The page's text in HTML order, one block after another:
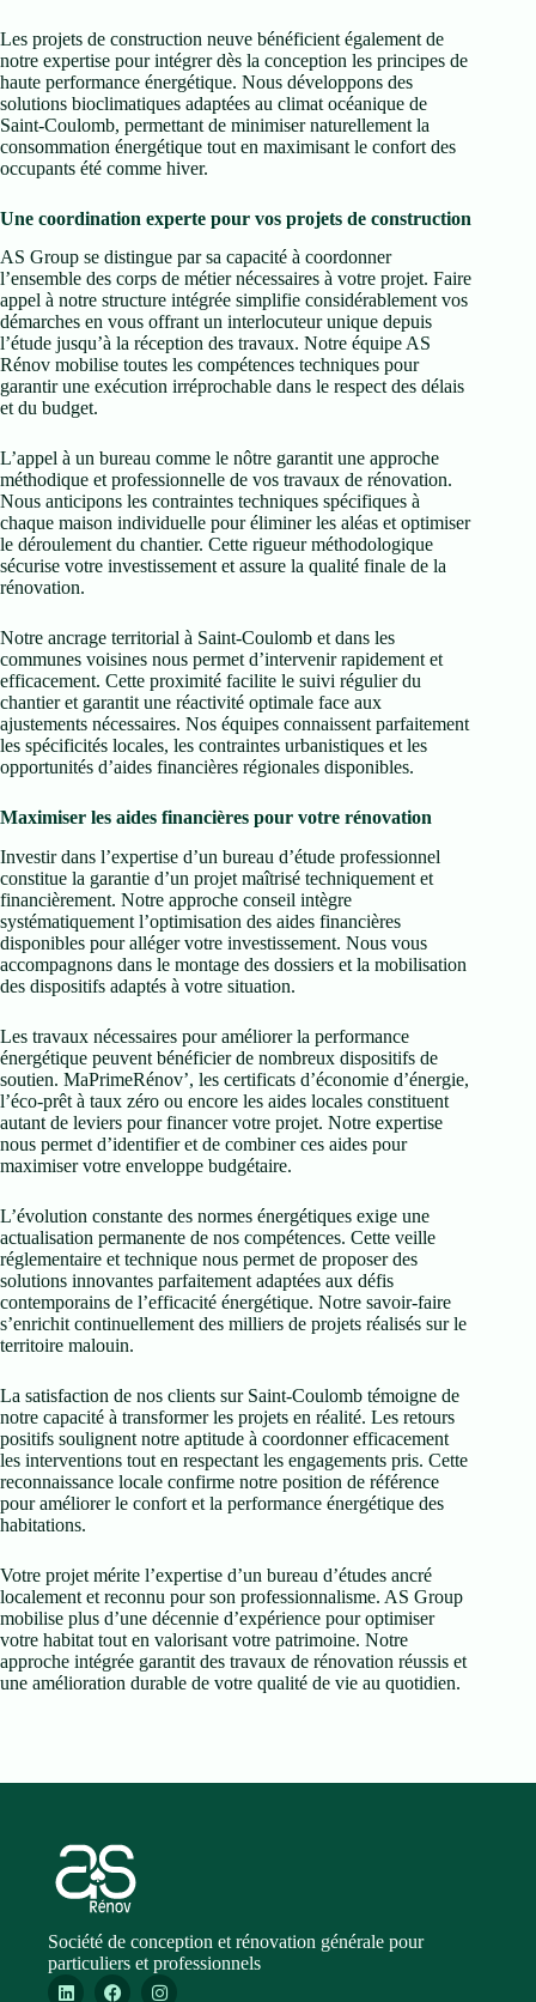
Les projets de construction neuve bénéficient également de
notre expertise pour intégrer dès la conception les principes de
haute performance énergétique. Nous développons des
solutions bioclimatiques adaptées au climat océanique de
Saint-Coulomb, permettant de minimiser naturellement la
consommation énergétique tout en maximisant le confort des
occupants été comme hiver.
Une coordination experte pour vos projets de construction
AS Group se distingue par sa capacité à coordonner
l’ensemble des corps de métier nécessaires à votre projet. Faire
appel à notre structure intégrée simplifie considérablement vos
démarches en vous offrant un interlocuteur unique depuis
l’étude jusqu’à la réception des travaux. Notre équipe AS
Rénov mobilise toutes les compétences techniques pour
garantir une exécution irréprochable dans le respect des délais
et du budget.
L’appel à un bureau comme le nôtre garantit une approche
méthodique et professionnelle de vos travaux de rénovation.
Nous anticipons les contraintes techniques spécifiques à
chaque maison individuelle pour éliminer les aléas et optimiser
le déroulement du chantier. Cette rigueur méthodologique
sécurise votre investissement et assure la qualité finale de la
rénovation.
Notre ancrage territorial à Saint-Coulomb et dans les
communes voisines nous permet d’intervenir rapidement et
efficacement. Cette proximité facilite le suivi régulier du
chantier et garantit une réactivité optimale face aux
ajustements nécessaires. Nos équipes connaissent parfaitement
les spécificités locales, les contraintes urbanistiques et les
opportunités d’aides financières régionales disponibles.
Maximiser les aides financières pour votre rénovation
Investir dans l’expertise d’un bureau d’étude professionnel
constitue la garantie d’un projet maîtrisé techniquement et
financièrement. Notre approche conseil intègre
systématiquement l’optimisation des aides financières
disponibles pour alléger votre investissement. Nous vous
accompagnons dans le montage des dossiers et la mobilisation
des dispositifs adaptés à votre situation.
Les travaux nécessaires pour améliorer la performance
énergétique peuvent bénéficier de nombreux dispositifs de
soutien. MaPrimeRénov’, les certificats d’économie d’énergie,
l’éco-prêt à taux zéro ou encore les aides locales constituent
autant de leviers pour financer votre projet. Notre expertise
nous permet d’identifier et de combiner ces aides pour
maximiser votre enveloppe budgétaire.
L’évolution constante des normes énergétiques exige une
actualisation permanente de nos compétences. Cette veille
réglementaire et technique nous permet de proposer des
solutions innovantes parfaitement adaptées aux défis
contemporains de l’efficacité énergétique. Notre savoir-faire
s’enrichit continuellement des milliers de projets réalisés sur le
territoire malouin.
La satisfaction de nos clients sur Saint-Coulomb témoigne de
notre capacité à transformer les projets en réalité. Les retours
positifs soulignent notre aptitude à coordonner efficacement
les interventions tout en respectant les engagements pris. Cette
reconnaissance locale confirme notre position de référence
pour améliorer le confort et la performance énergétique des
habitations.
Votre projet mérite l’expertise d’un bureau d’études ancré
localement et reconnu pour son professionnalisme. AS Group
mobilise plus d’une décennie d’expérience pour optimiser
votre habitat tout en valorisant votre patrimoine. Notre
approche intégrée garantit des travaux de rénovation réussis et
une amélioration durable de votre qualité de vie au quotidien.
Société de conception et rénovation générale pour
particuliers et professionnels